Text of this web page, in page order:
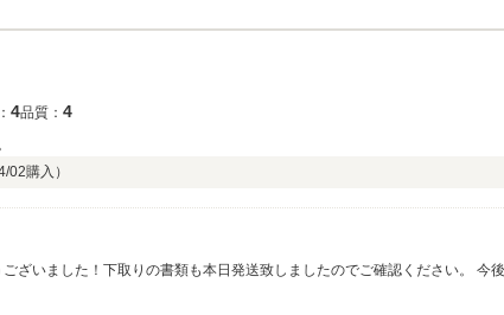
4品質： 4
02購入）
ざいました！下取りの書類も本日発送致しましたのでご確認ください。